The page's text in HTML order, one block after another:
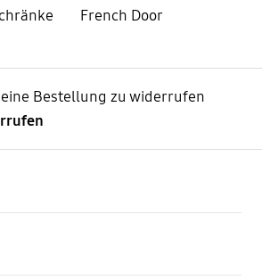
French Door
Bestellung zu widerrufen